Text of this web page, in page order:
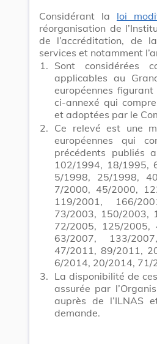
Considérant la loi
réorganisation de
de l’accréditation, de
services et notamment
1. Sont considérées
applicables au
européennes
ci-annexé qui
et adoptées par le
2. Ce relevé est une
européennes qui
précédents publiés
102/1994, 18/1995,
5/1998, 25/1998,
7/2000, 45/2000,
119/2001, 166/
73/2003, 150/2003,
72/2005, 125/2005,
63/2007, 133/
47/2011, 89/2011,
6/2014, 20/2014,
3. La disponibilité de
assurée par
auprès de l’ILNAS
demande.